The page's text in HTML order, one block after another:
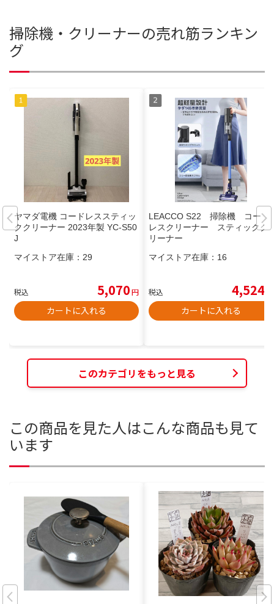
掃除機・クリーナーの売れ筋ランキン
グ
ヤマダ電機 コードレススティッ
ククリーナー 2023年製 YC-S50
J
マイストア在庫： 29
税込 5,070円
カートに入れる
LEACCO S22 掃除機 コード
レスクリーナー スティックク
リーナー
マイストア在庫： 16
税込 4,524
カートに入れる
このカテゴリをもっと見る
この商品を見た人はこんな商品も見て
います